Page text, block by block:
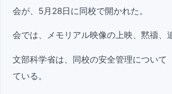
会が、5月28日に同校で開かれた。
会では、メモリアル映像の上映、黙禱、
文部科学省は、同校の安全管理について
ている。